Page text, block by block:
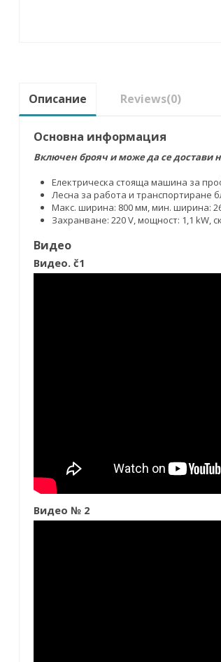
Описание Reviews(0)
Основна информация
Включен брояч и може да се достави
Електрическа стояща машина за
Лесна за работа и транспортиране
Макс. ширина: 800 мм, мин. ширина:
Захранване: 220 V, мощност: 1,1 kW,
Видео
Видео. č1
Видео № 2